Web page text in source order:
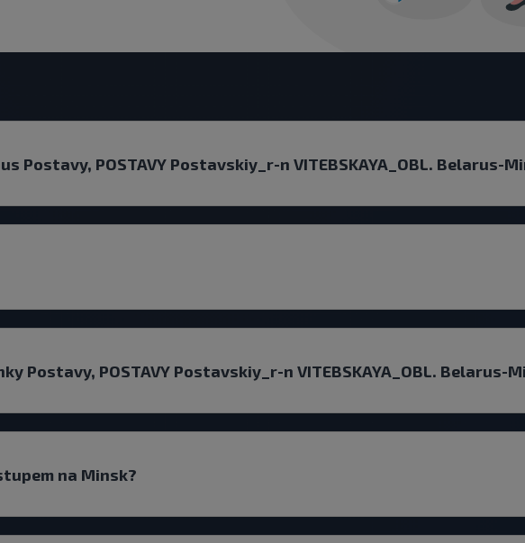
Postavy, POSTAVY Postavskiy_r-n VITEBSKAYA_OBL. Belarus-
Postavy, POSTAVY Postavskiy_r-n VITEBSKAYA_OBL. Belarus-
na Minsk?